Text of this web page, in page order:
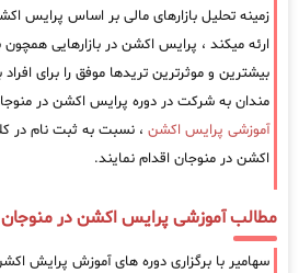
زمینه تحلیل بازارهای مالی بر اساس پرایس
ارئه میکند ، پرایس اکشن در بازارهایی همچون
بیشترین و موثرترین تریدها موفق را برای افراد
مندان به شرکت در دوره پرایس اکشن در
آموزشی پرایس اکشن ، نسبت به ثبت نام در
اکشن در منوجان اقدام نمایند.
مطالب آموزشی پرایس اکشن در منوجان
سهامیر با برگزاری دوره های آموزش پرایش